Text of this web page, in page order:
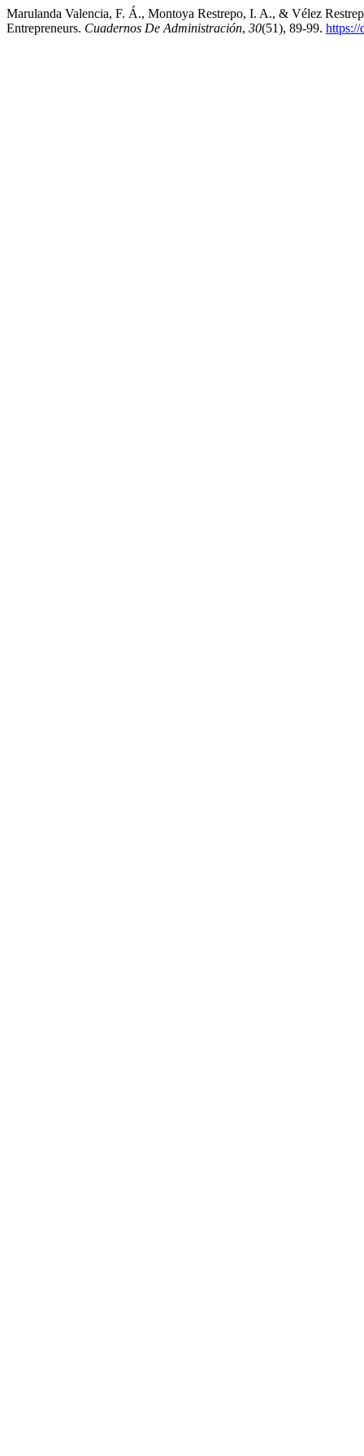
Marulanda Valencia, F. Á., Montoya Restrepo, I. A., & Vélez
Entrepreneurs. Cuadernos De Administración, 30(51), 89-99. https://